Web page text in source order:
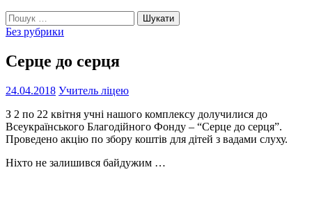
Пошук:
Без рубрики
Серце до серця
24.04.2018 Учитель ліцею
З 2 по 22 квітня учні нашого комплексу долучилися до
Всеукраїнського Благодійного Фонду – “Серце до серця”.
Проведено акцію по збору коштів для дітей з вадами слуху.
Ніхто не залишився байдужим …